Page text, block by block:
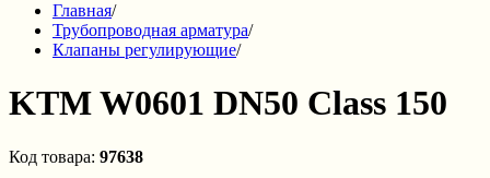
Главная/
Трубопроводная арматура/
Клапаны регулирующие/
KTM W0601 DN50 Class 150
Код товара: 97638